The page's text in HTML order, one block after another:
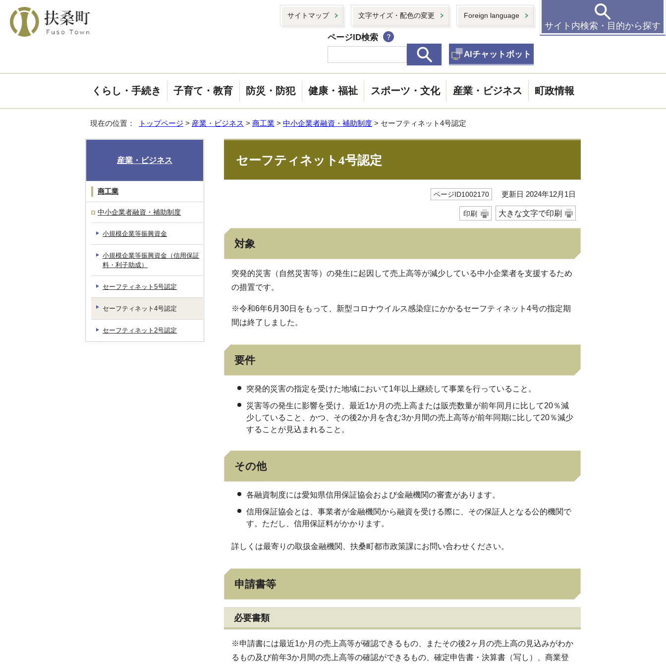
サイトマップ 文字サイズ・配色の変更 Foreign language
ページID検索
AIチャットボット
サイト内検索・目的から探す
くらし・手続き 子育て・教育 防災・防犯 健康・福祉 スポーツ・文化 産業・ビジネス 町政情報
現在の位置： トップページ > 産業・ビジネス > 商工業 > 中小企業者融資・補助制度 > セーフティネット4号認定
セーフティネット4号認定
ページID1002170 更新日 2024年12月1日
印刷 大きな文字で印刷
対象
突発的災害（自然災害等）の発生に起因して売上高等が減少している中小企業者を支援するため
の措置です。
※令和6年6月30日をもって、新型コロナウイルス感染症にかかるセーフティネット4号の指定期
間は終了しました。
要件
突発的災害の指定を受けた地域において1年以上継続して事業を行っていること。
災害等の発生に影響を受け、最近1か月の売上高または販売数量が前年同月に比して20％減
少していること、かつ、その後2か月を含む3か月間の売上高等が前年同期に比して20％減少
することが見込まれること。
その他
各融資制度には愛知県信用保証協会および金融機関の審査があります。
信用保証協会とは、事業者が金融機関から融資を受ける際に、その保証人となる公的機関で
す。ただし、信用保証料がかかります。
詳しくは最寄りの取扱金融機関、扶桑町都市政策課にお問い合わせください。
申請書等
必要書類
※申請書には最近1か月の売上高等が確認できるもの、またその後2ヶ月の売上高の見込みがわか
るもの及び前年3か月間の売上高等の確認ができるもの、確定申告書・決算書（写し）、商業登
産業・ビジネス
商工業
中小企業者融資・補助制度
小規模企業等振興資金
小規模企業等振興資金（信用保証
料・利子助成）
セーフティネット5号認定
セーフティネット4号認定
セーフティネット2号認定